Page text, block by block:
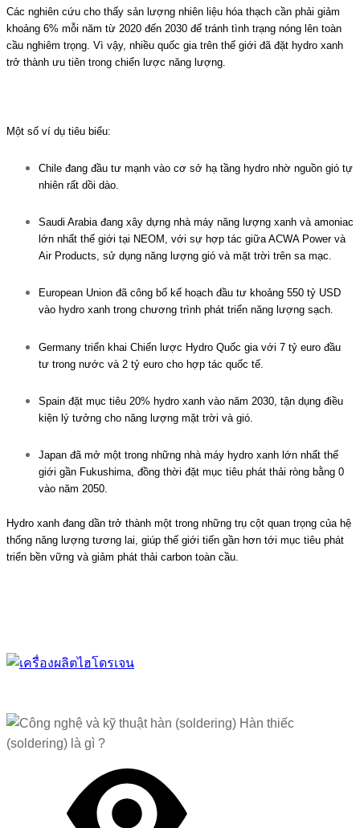
Các nghiên cứu cho thấy sản lượng nhiên liệu hóa thạch cần phải giảm
khoảng 6% mỗi năm từ 2020 đến 2030 để tránh tình trạng nóng lên toàn
cầu nghiêm trọng. Vì vậy, nhiều quốc gia trên thế giới đã đặt hydro xanh
trở thành ưu tiên trong chiến lược năng lượng.
Một số ví dụ tiêu biểu:
Chile đang đầu tư mạnh vào cơ sở hạ tầng hydro nhờ nguồn gió tự
nhiên rất dồi dào.
Saudi Arabiađang xây dựng nhà máy năng lượng xanh và amoniac
lớn nhất thế giới tại NEOM , với sự hợp tác giữaACWA Powervà
Air Products, sử dụng năng lượng gió và mặt trời trên sa mạc.
European Union đã công bố kế hoạch đầu tư khoảng 550 tỷ USD
vào hydro xanh trong chương trình phát triển năng lượng sạch.
Germany triển khai Chiến lược Hydro Quốc gia với 7 tỷ euro đầu
tư trong nước và 2 tỷ euro cho hợp tác quốc tế.
Spain đặt mục tiêu 20% hydro xanh vào năm 2030, tận dụng điều
kiện lý tưởng cho năng lượng mặt trời và gió.
Japan đã mở một trong những nhà máy hydro xanh lớn nhất thế
giới gần Fukushima , đồng thời đặt mục tiêu phát thải ròng bằng 0
vào năm 2050.
Hydro xanh đang dần trở thành một trong những trụ cột quan trọng của hệ
thống năng lượng tương lai, giúp thế giới tiến gần hơn tới mục tiêu phát
triển bền vững và giảm phát thải carbon toàn cầu.